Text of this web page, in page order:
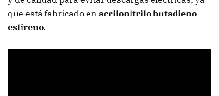
que está fabricado en acrilonitrilo butadieno
estireno.